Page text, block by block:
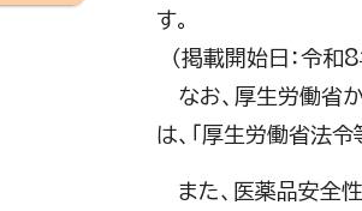
す。
（掲載開始日：令
なお、厚生労働省
は、「厚生労働省法令
また、医薬品安全